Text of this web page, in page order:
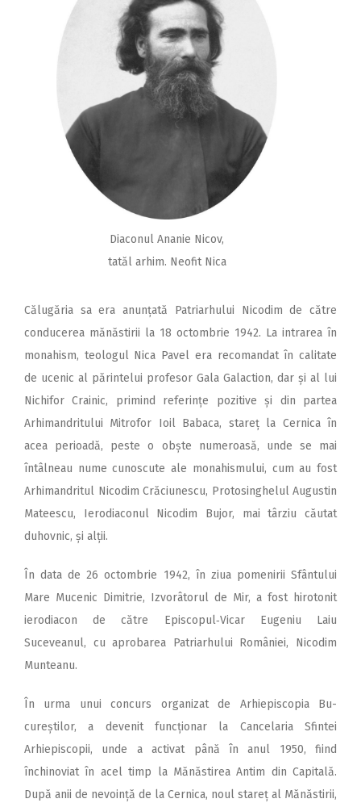
Diaconul Ananie Nicov,
tatăl arhim. Neofit Nica
Călugăria sa era anunțată Patriarhului Nicodim de către
conducerea mănăstirii la 18 octombrie 1942. La intrarea în
monahism, teologul Nica Pavel era recomandat în calitate
de ucenic al părintelui profesor Gala Galaction, dar și al lui
Nichifor Crainic, primind referințe pozitive și din partea
Arhimandritului Mitrofor Ioil Babaca, stareț la Cernica în
acea perioadă, peste o obște numeroasă, unde se mai
întâlneau nume cunoscute ale monahismului, cum au fost
Arhimandritul Nicodim Crăciunescu, Protosinghelul Augustin
Mateescu, Ierodiaconul Nicodim Bujor, mai târziu căutat
duhovnic, și alții.
În data de 26 octombrie 1942, în ziua pomenirii Sfântului
Mare Mucenic Dimitrie, Izvorâtorul de Mir, a fost hirotonit
ierodiacon de către Episcopul‑Vicar Eugeniu Laiu
Suceveanul, cu aprobarea Patriarhului României, Nicodim
Munteanu.
În urma unui concurs organizat de Arhiepiscopia Bu­
cureștilor, a devenit func­ționar la Cancelaria Sfintei
Arhiepiscopii, unde a activat până în anul 1950, fiind
închinoviat în acel timp la Mănăstirea Antim din Capitală.
După anii de nevoință de la Cernica, noul stareț al Mănăstirii,